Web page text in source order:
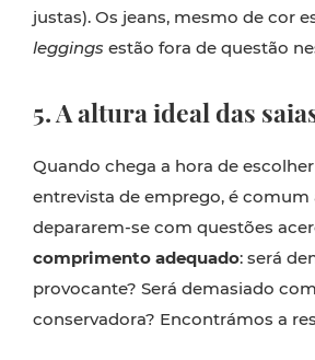
justas). Os jeans, mesmo de cor
leggings estão fora de questão
5. A altura ideal das
Quando chega a hora de
entrevista de emprego, é comum
depararem-se com questões
comprimento adequado: será
provocante? Será demasiado
conservadora? Encontrámos a